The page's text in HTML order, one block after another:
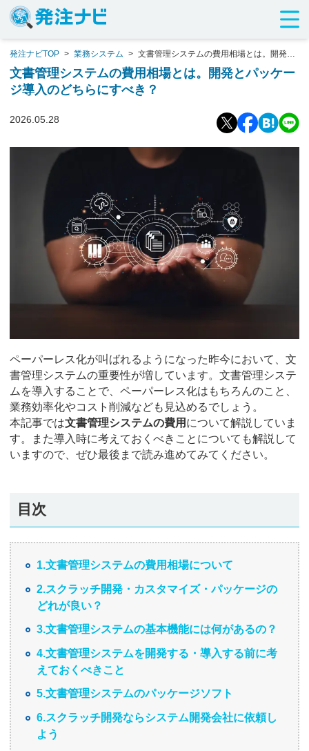
発注ナビTOP > 業務システム > 文書管理システムの費用相場とは。開発と
パッケージ導入のどちらにすべき？
文書管理システムの費用相場とは。開発とパッケー
ジ導入のどちらにすべき？
2026.05.28
ペーパーレス化が叫ばれるようになった昨今において、文
書管理システムの重要性が増しています。文書管理システ
ムを導入することで、ペーパーレス化はもちろんのこと、
業務効率化やコスト削減なども見込めるでしょう。
本記事では文書管理システムの費用 について解説していま
す。また導入時に考えておくべきことについても解説して
いますので、ぜひ最後まで読み進めてみてください。
目次
1.文書管理システムの費用相場について
2.スクラッチ開発・カスタマイズ・パッケージの
どれが良い？
3.文書管理システムの基本機能には何があるの？
4.文書管理システムを開発する・導入する前に考
えておくべきこと
5.文書管理システムのパッケージソフト
6.スクラッチ開発ならシステム開発会社に依頼し
よう